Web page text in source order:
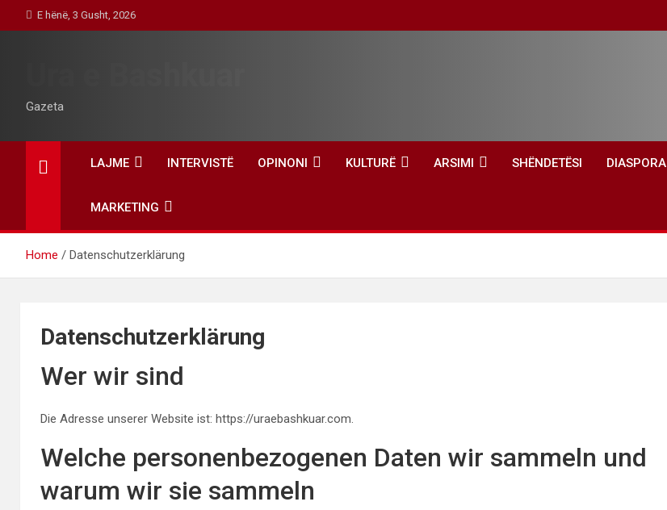
to
E hënë, 3 Gusht, 2026
Gazeta
LAJME INTERVISTË OPINONI KULTURË ARSIMI SHËNDETËSI DIASPORA
MARKETING
Home Datenschutzerklärung
Datenschutzerklärung
Wer wir sind
Die Adresse unserer Website ist: https://uraebashkuar.com.
Welche personenbezogenen Daten wir sammeln und
warum wir sie sammeln